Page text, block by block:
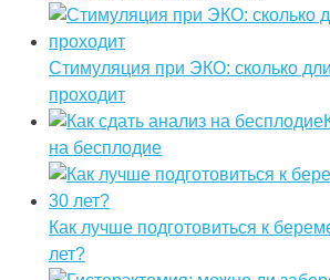
Стимуляция при ЭКО: сколько
проходит
на бесплодие
Как лучше подготовиться к
лет?